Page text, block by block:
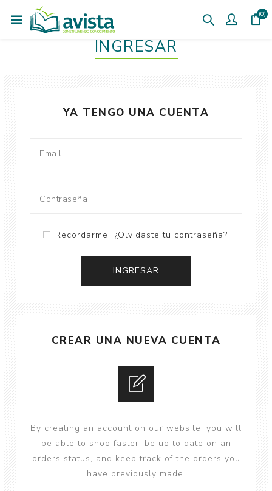
(0)
INGRESAR
YA TENGO UNA CUENTA
Recordarme ¿Olvidaste tu contraseña?
CREAR UNA NUEVA CUENTA
By creating an account on our website, you will
be able to shop faster, be up to date on an
orders status, and keep track of the orders you
have previously made.